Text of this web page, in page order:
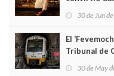
Asturias en
30 de Jun
El
Tribunal de
sobrecoste
30 de May